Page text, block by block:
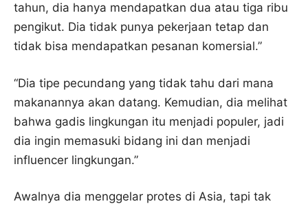
tahun, dia hanya mendapatkan dua atau tiga ribu
pengikut. Dia tidak punya pekerjaan tetap dan
tidak bisa mendapatkan pesanan komersial.”
“Dia tipe pecundang yang tidak tahu dari mana
makanannya akan datang. Kemudian, dia melihat
bahwa gadis lingkungan itu menjadi populer, jadi
dia ingin memasuki bidang ini dan menjadi
influencer lingkungan.”
Awalnya dia menggelar protes di Asia, tapi tak